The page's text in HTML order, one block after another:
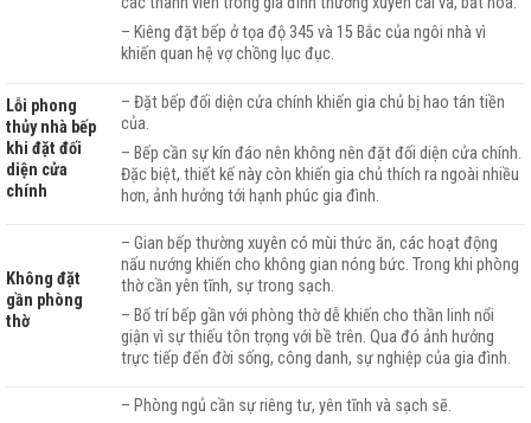
– Kiêng đặt bếp ở tọa độ 345 và 15 Bắc của ngôi nhà vì
khiến quan hệ vợ chồng lục đục.
Lỗi phong
thủy nhà bếp
khi đặt đối
diện cửa
chính
– Đặt bếp đối diện cửa chính khiến gia chủ bị hao tán tiền
của.
– Bếp cần sự kín đáo nên không nên đặt đối diện cửa chính.
Đặc biệt, thiết kế này còn khiến gia chủ thích ra ngoài nhiều
hơn, ảnh hưởng tới hạnh phúc gia đình.
Không đặt
gần phòng
thờ
– Gian bếp thường xuyên có mùi thức ăn, các hoạt động
nấu nướng khiến cho không gian nóng bức. Trong khi phòng
thờ cần yên tĩnh, sự trong sạch.
– Bố trí bếp gần với phòng thờ dễ khiến cho thần linh nổi
giận vì sự thiếu tôn trọng với bề trên. Qua đó ảnh hưởng
trực tiếp đến đời sống, công danh, sự nghiệp của gia đình.
– Phòng ngủ cần sự riêng tư, yên tĩnh và sạch sẽ.